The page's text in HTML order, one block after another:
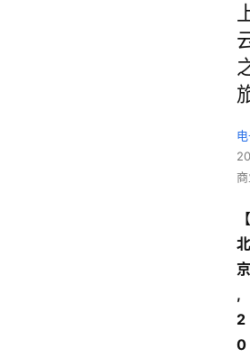
【
北
京
,
2
0